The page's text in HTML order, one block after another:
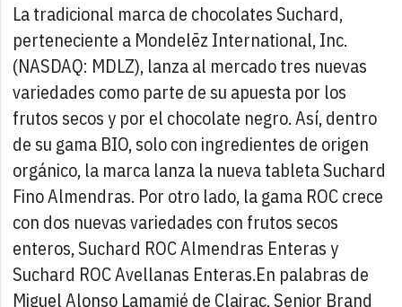
La tradicional marca de chocolates Suchard,
perteneciente a Mondelēz International, Inc.
(NASDAQ: MDLZ), lanza al mercado tres nuevas
variedades como parte de su apuesta por los
frutos secos y por el chocolate negro. Así, dentro
de su gama BIO, solo con ingredientes de origen
orgánico, la marca lanza la nueva tableta Suchard
Fino Almendras. Por otro lado, la gama ROC crece
con dos nuevas variedades con frutos secos
enteros, Suchard ROC Almendras Enteras y
Suchard ROC Avellanas Enteras.En palabras de
Miguel Alonso Lamamié de Clairac, Senior Brand